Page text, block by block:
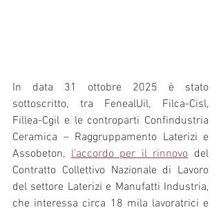
In data 31 ottobre 2025 è stato
sottoscritto, tra FenealUil, Filca-Cisl,
Fillea-Cgil e le controparti Confindustria
Ceramica – Raggruppamento Laterizi e
Assobeton, l’accordo per il rinnovo del
Contratto Collettivo Nazionale di Lavoro
del settore Laterizi e Manufatti Industria,
che interessa circa 18 mila lavoratrici e